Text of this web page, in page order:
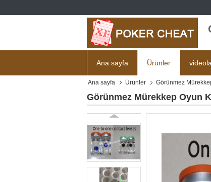
Ana sayfa Ürünler
Ana sayfa Ürünler Görünmez
Görünmez Mürekkep Oyun